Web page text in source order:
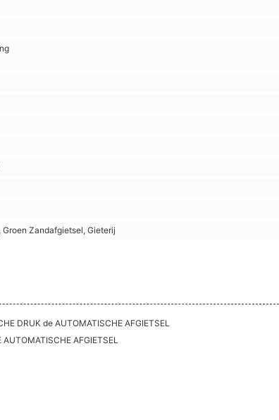
Zandafgietsel, Gieterij
DRUK de AUTOMATISCHE AFGIETSEL
AFGIETSEL